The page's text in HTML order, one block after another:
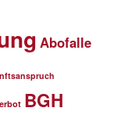
Abofalle
BGH